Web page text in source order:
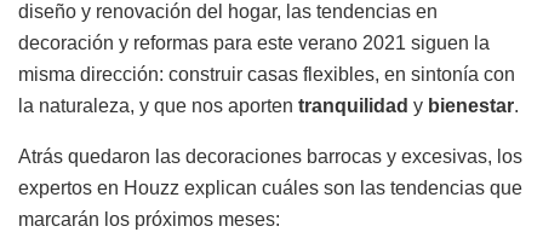
diseño y renovación del hogar, las tendencias en
decoración y reformas para este verano 2021 siguen la
misma dirección: construir casas flexibles, en sintonía con
la naturaleza, y que nos aporten tranquilidad y bienestar.
Atrás quedaron las decoraciones barrocas y excesivas, los
expertos en Houzz explican cuáles son las tendencias que
marcarán los próximos meses: